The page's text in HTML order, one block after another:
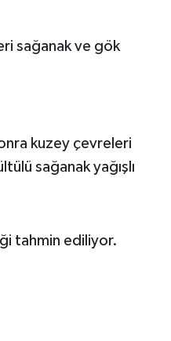
sağanak ve gök
kuzey çevreleri
sağanak yağışlı
tahmin ediliyor.